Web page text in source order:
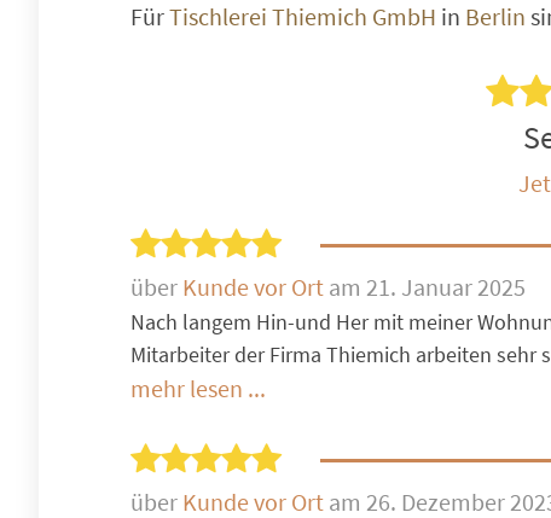
FürTischlerei Thiemich GmbH in Berlin
über Kunde vor Ort am 21. Januar 2025
Nach langem Hin-und Her mit meiner
Mitarbeiter der Firma Thiemich arbeiten sehr
mehr lesen ...
über Kunde vor Ort am 26. Dezember